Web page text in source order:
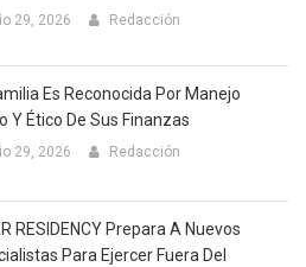
29, 2026 Redacción
Es Reconocida Por Manejo
Y Ético De Sus Finanzas
29, 2026 Redacción
RESIDENCY Prepara A Nuevos
Para Ejercer Fuera Del